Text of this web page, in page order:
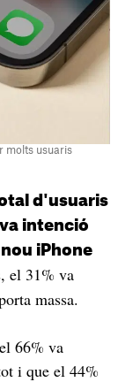
molts usuaris
d'usuaris
intenció
iPhone
el 31% va
massa.
66% va
i que el 44%